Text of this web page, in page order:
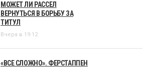
МОЖЕТ ЛИ РАССЕЛ
ВЕРНУТЬСЯ В БОРЬБУ ЗА
ТИТУЛ
Вчера в 19:12
«ВСЕ СЛОЖНО». ФЕРСТАППЕН